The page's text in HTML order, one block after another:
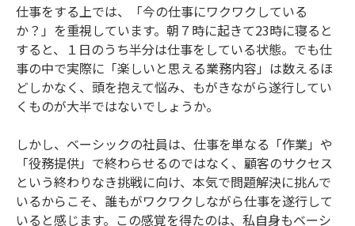
仕事をする上では、「今の仕事にワクワクしている
か？」を重視しています。朝７時に起きて23時に寝ると
すると、１日のうち半分は仕事をしている状態。でも仕
事の中で実際に「楽しいと思える業務内容」は数えるほ
どしかなく、頭を抱えて悩み、もがきながら遂行してい
くものが大半ではないでしょうか。
しかし、ベーシックの社員は、仕事を単なる「作業」や
「役務提供」で終わらせるのではなく、顧客のサクセス
という終わりなき挑戦に向け、本気で問題解決に挑んで
いるからこそ、誰もがワクワクしながら仕事を遂行して
いると感じます。この感覚を得たのは、私自身もベーシ